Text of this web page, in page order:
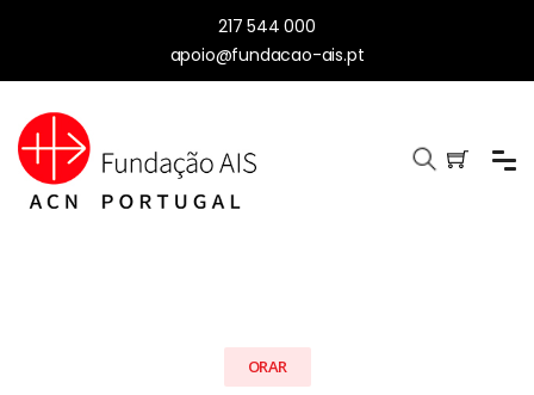
217 544 000
apoio@fundacao-ais.pt
ORAR